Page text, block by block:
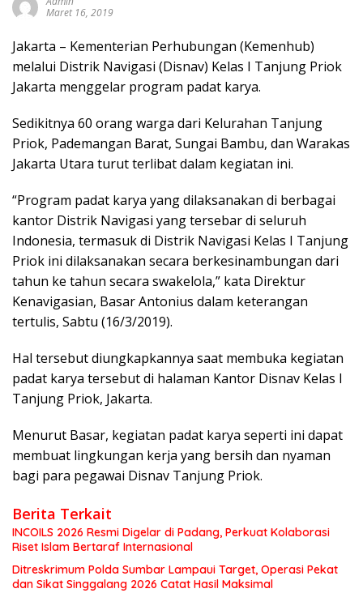
sumbar
live
Maret 16, 2019
Jakarta – Kementerian Perhubungan (Kemenhub)
melalui Distrik Navigasi (Disnav) Kelas I Tanjung Priok
Jakarta menggelar program padat karya.
Sedikitnya 60 orang warga dari Kelurahan Tanjung
Priok, Pademangan Barat, Sungai Bambu, dan Warakas
Jakarta Utara turut terlibat dalam kegiatan ini.
“Program padat karya yang dilaksanakan di berbagai
kantor Distrik Navigasi yang tersebar di seluruh
Indonesia, termasuk di Distrik Navigasi Kelas I Tanjung
Priok ini dilaksanakan secara berkesinambungan dari
tahun ke tahun secara swakelola,” kata Direktur
Kenavigasian, Basar Antonius dalam keterangan
tertulis, Sabtu (16/3/2019).
Hal tersebut diungkapkannya saat membuka kegiatan
padat karya tersebut di halaman Kantor Disnav Kelas I
Tanjung Priok, Jakarta.
Menurut Basar, kegiatan padat karya seperti ini dapat
membuat lingkungan kerja yang bersih dan nyaman
bagi para pegawai Disnav Tanjung Priok.
Berita Terkait
INCOILS 2026 Resmi Digelar di Padang, Perkuat Kolaborasi
Riset Islam Bertaraf Internasional
Ditreskrimum Polda Sumbar Lampaui Target, Operasi Pekat
dan Sikat Singgalang 2026 Catat Hasil Maksimal